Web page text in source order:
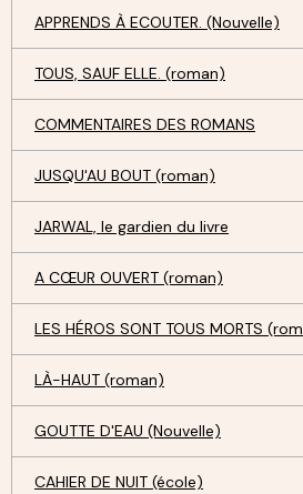
APPRENDS À ECOUTER. (Nouvelle)
TOUS, SAUF ELLE. (roman)
COMMENTAIRES DES ROMANS
JUSQU'AU BOUT (roman)
JARWAL, le gardien du livre
A CŒUR OUVERT (roman)
LES HÉROS SONT TOUS MORTS (rom
LÀ-HAUT (roman)
GOUTTE D'EAU (Nouvelle)
CAHIER DE NUIT (école)